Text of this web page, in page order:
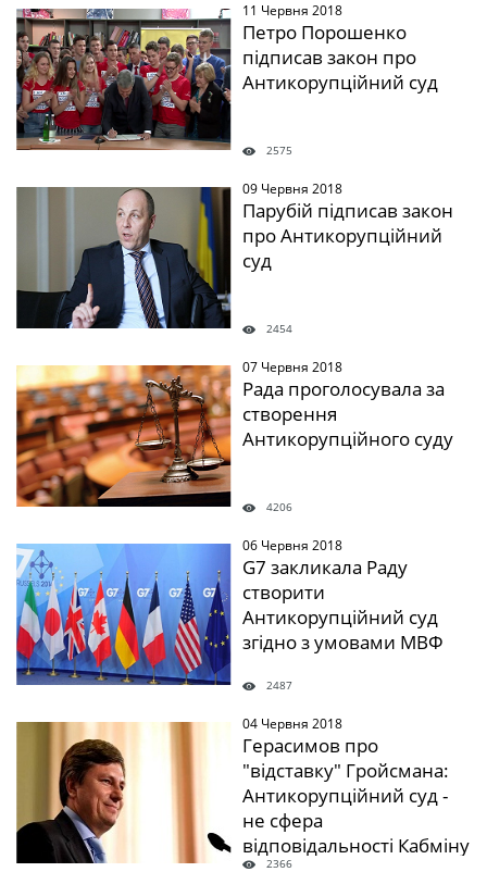
" /> 11 Червня 2018
Петро Порошенко
підписав закон про
Антикорупційний суд
2575
09 Червня 2018
Парубій підписав закон
про Антикорупційний
суд
2454
" /> 07 Червня 2018
Рада проголосувала за
створення
Антикорупційного суду
4206
" /> 06 Червня 2018
G7 закликала Раду
створити
Антикорупційний суд
згідно з умовами МВФ
2487
04 Червня 2018
Герасимов про
"відставку" Гройсмана:
Антикорупційний суд -
не сфера
відповідальності Кабміну
2366